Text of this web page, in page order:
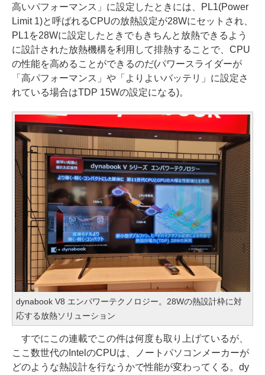
高いパフォーマンス」に設定したときには、PL1(Power
Limit 1)と呼ばれるCPUの放熱設定が28Wにセットされ、
PL1を28Wに設定したときでもきちんと放熱できるよう
に設計された放熱機構を利用して排熱することで、CPU
の性能を高めることができるのだ(パワースライダーが
「高パフォーマンス」や「よりよいバッテリ」に設定さ
れている場合はTDP 15Wの設定になる)。
dynabook V8 エンパワーテクノロジー。28Wの熱設計枠に対
応する放熱ソリューション
すでにこの連載でこの件は何度も取り上げているが、
ここ数世代のIntelのCPUは、ノートパソコンメーカーが
どのような熱設計を行なうかで性能が変わってくる。dy